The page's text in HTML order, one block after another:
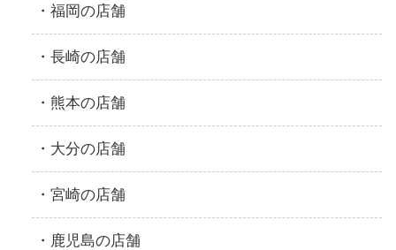
福岡の店舗
長崎の店舗
熊本の店舗
大分の店舗
宮崎の店舗
鹿児島の店舗